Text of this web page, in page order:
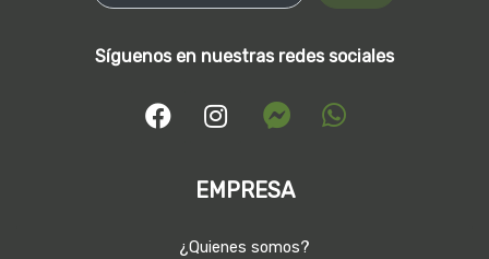
Síguenos en nuestras redes sociales
EMPRESA
¿Quienes somos?